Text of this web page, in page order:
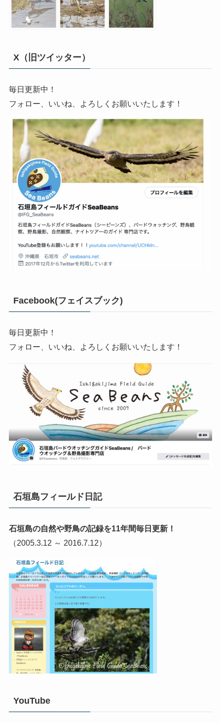
X（旧ツイッター）
毎日更新中！
フォロー、いいね、よろしくお願いいたします！
Facebook(フェイスブック)
毎日更新中！
フォロー、いいね、よろしくお願いいたします！
石垣島フィールド日記
石垣島の自然や野鳥の記録を11年間毎日更新！
（2005.3.12 ～ 2016.7.12）
YouTube